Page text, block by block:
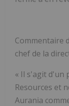
Commentaire
chef de la
« Il s'agit d'un
Resources et
Aurania